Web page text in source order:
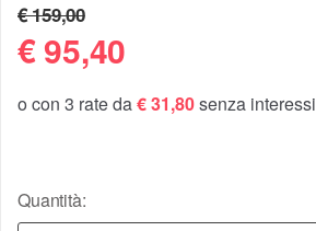
€ 159,00
€95,40
o con 3 rate da€ 31,80senza interessi
Quantità: